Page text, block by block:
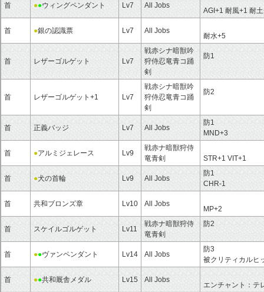
首 ●●ウィングペンダント Lv7 All Jobs
AGI+1 耐風+1 耐
首 ●銀の認識票 Lv7 All Jobs
耐水+5
首 レザーゴルゲット Lv7
戦赤シナ暗獣吟
狩侍忍竜青コ踊
剣
防1
首 レザーゴルゲット+1 Lv7
戦赤シナ暗獣吟
狩侍忍竜青コ踊
剣
防2
首 正義バッジ Lv7 All Jobs
防1
MND+3
首 ●アルミジェレース Lv9
戦赤ナ暗獣狩侍
竜青剣
STR+1 VIT+1
首 ●犬の首輪 Lv9 All Jobs
防1
CHR-1
首 共和ブロンズ章 Lv10 All Jobs
MP+2
首 スケイルゴルゲット Lv11
戦赤ナ暗獣狩侍
竜青剣
防2
首 ●●ヴァンペンダント Lv14 All Jobs
防3
被クリティカルヒ
首 ●●共和厩舎メダル Lv15 All Jobs
エンチャント：テ